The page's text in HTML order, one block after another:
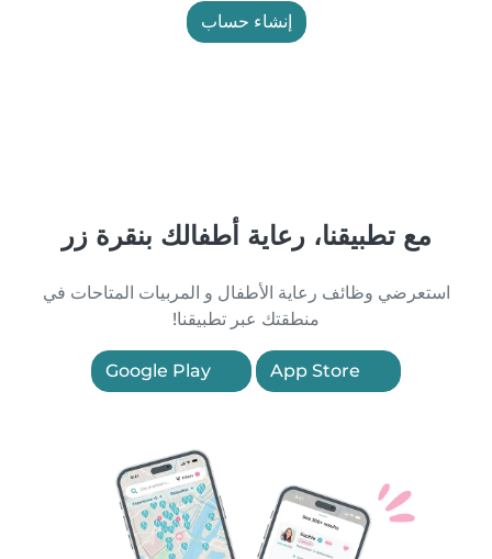
إنشاء حساب
مع تطبيقنا، رعاية أطفالك بنقرة زر
استعرضي وظائف رعاية الأطفال و المربيات المتاحات في
منطقتك عبر تطبيقنا!